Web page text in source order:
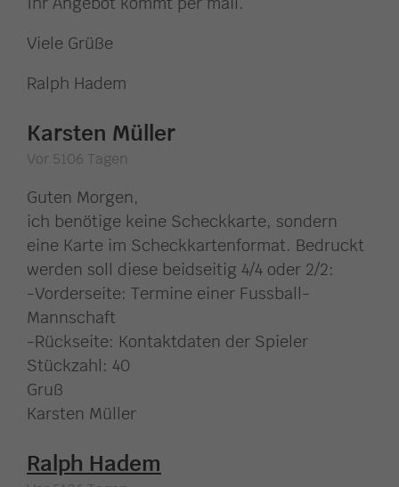
Viele Grüße
Ralph Hadem
Karsten Müller
Vor 5106 Tagen
Guten Morgen,
ich benötige keine Scheckkarte, sondern
eine Karte im Scheckkartenformat. Bedruckt
werden soll diese beidseitig 4/4 oder 2/2:
-Vorderseite: Termine einer Fussball-
Mannschaft
-Rückseite: Kontaktdaten der Spieler
Stückzahl: 40
Gruß
Karsten Müller
Ralph Hadem